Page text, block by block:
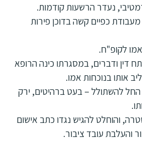
נעדר הרשעות קודמות.
כפיים קשה בדוכן פירות
לקופ"ח.
דין ודברים, במסגרתו כינה הרופא
אותו בנוכחות אמו.
להשתולל – בעט ברהיטים, ירק
והוחלט להגיש נגדו כתב אישום
והעלבת עובד ציבור.